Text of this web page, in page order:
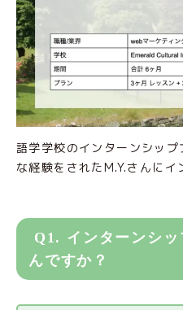
語学学校のインターンシッ
な経験をされたM.Y.さんにイ
Q1. インターンシ
んですか？